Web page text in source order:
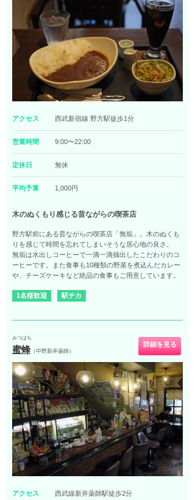
アクセス 西武新宿線 野方駅徒歩1分
営業時間 9:00〜22:00
定休日 無休
平均予算 1,000円
木のぬくもり感じる昔ながらの喫茶店
野方駅前にある昔ながらの喫茶店「無垢」。木のぬくも
りを感じて時間を忘れてしまいそうな居心地の良さ。
無垢は水出しコーヒーで一滴一滴抽出したこだわりのコ
ーヒーです。また食事も10種類の野菜を煮込んだカレー
や、チーズケーキなど絶品の食事もご用意しています。
1名様歓迎 駅チカ
みつばち
蜜蜂 （中野新井薬師）
詳細を見る
アクセス 西武線新井薬師駅徒歩2分